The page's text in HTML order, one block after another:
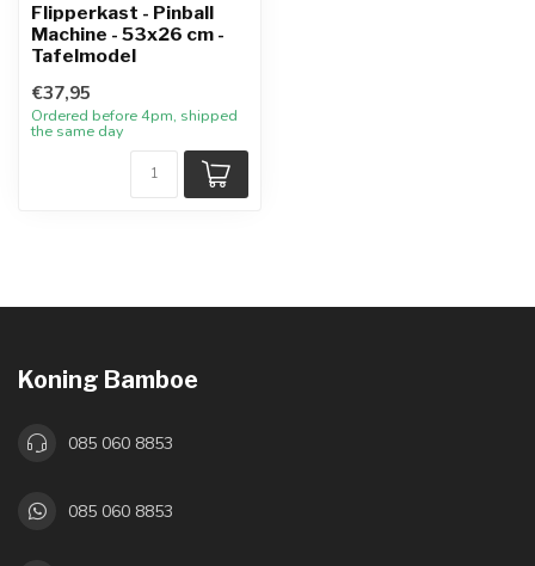
Flipperkast - Pinball
Machine - 53x26 cm -
Tafelmodel
€37,95
Ordered before 4pm, shipped
the same day
Koning Bamboe
085 060 8853
085 060 8853